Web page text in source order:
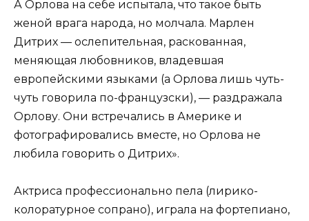
А Орлова на себе испытала, что такое быть
женой врага народа, но молчала. Марлен
Дитрих — ослепительная, раскованная,
меняющая любовников, владевшая
европейскими языками (а Орлова лишь чуть-
чуть говорила по-французски), — раздражала
Орлову. Они встречались в Америке и
фотографировались вместе, но Орлова не
любила говорить о Дитрих».
Актриса профессионально пела (лирико-
колоратурное сопрано), играла на фортепиано,